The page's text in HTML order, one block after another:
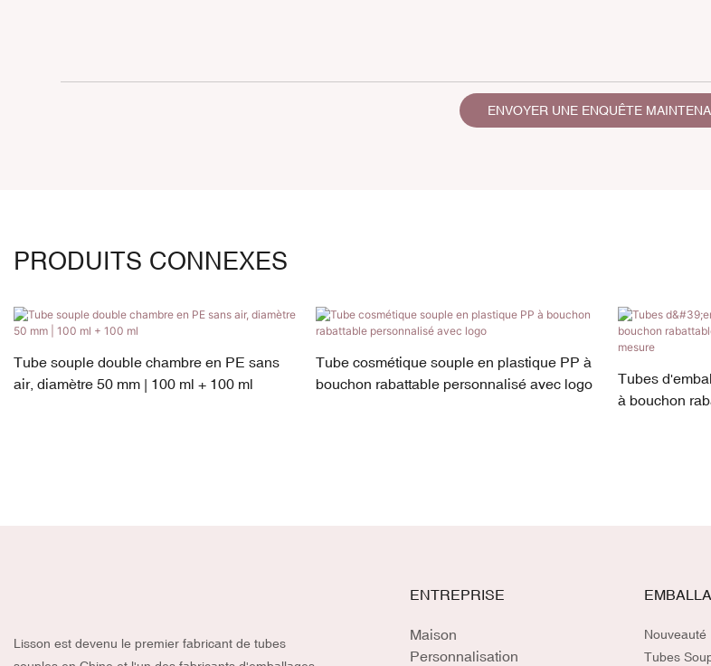
ENVOYER UNE ENQUÊTE
PRODUITS CONNEXES
Tube souple double chambre en PE sans
air, diamètre 50 mm | 100 ml + 100 ml
Tube cosmétique souple en plastique PP à
bouchon rabattable personnalisé avec logo
Tubes
à bouchon
Lisson est devenu le premier fabricant de tubes
ENTREPRISE
Maison
Personnalisation
Nouveauté
Tubes